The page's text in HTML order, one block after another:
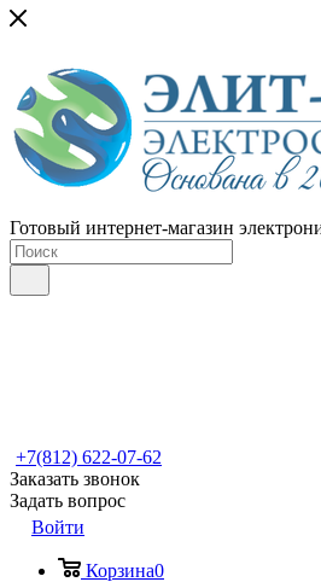
Готовый интернет-магазин
+7(812) 622-07-62
Заказать звонок
Задать вопрос
Войти
Корзина0